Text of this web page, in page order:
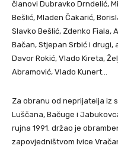
članovi Dubravko Drndelić,
Bešlić, Mladen Čakarić,
Slavko Bešlić, Zdenko Fiala,
Bačan, Stjepan Srbić i drugi,
Davor Rokić, Vlado Kireta,
Abramović, Vlado Kunert…
Za obranu od neprijatelja iz
Luščana, Bačuge i
rujna 1991. držao je
zapovjedništvom Ivice